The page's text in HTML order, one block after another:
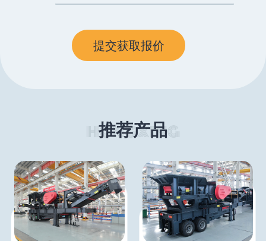
推荐产品